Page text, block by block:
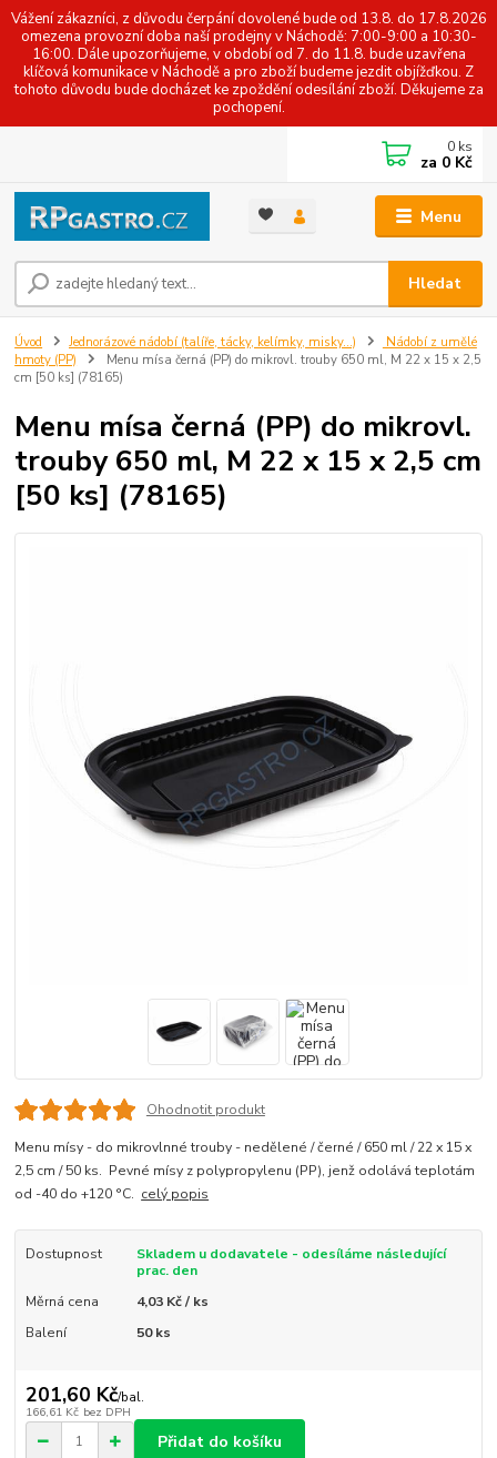
Vážení zákazníci, z důvodu čerpání dovolené bude od 13.8. do 17.8.2026
omezena provozní doba naší prodejny v Náchodě: 7:00-9:00 a 10:30-
16:00. Dále upozorňujeme, v období od 7. do 11.8. bude uzavřena
klíčová komunikace v Náchodě a pro zboží budeme jezdit objížďkou. Z
tohoto důvodu bude docházet ke zpoždění odesílání zboží. Děkujeme za
pochopení.
Menu
Hledat
0 ks
za 0 Kč
Úvod Jednorázové nádobí (talíře, tácky, kelímky, misky...)
Nádobí z umělé
hmoty (PP)
Menu mísa černá (PP) do mikrovl. trouby 650 ml, M 22 x 15 x 2,5
cm [50 ks] (78165)
Menu mísa černá (PP) do mikrovl.
trouby 650 ml, M 22 x 15 x 2,5 cm
[50 ks] (78165)
Ohodnotit produkt
Menu mísy - do mikrovlnné trouby - nedělené / černé / 650 ml / 22 x 15 x
2,5 cm / 50 ks. Pevné mísy z polypropylenu (PP), jenž odolává teplotám
od -40 do +120 °C. celý popis
Dostupnost
Skladem u dodavatele - odesíláme následující
prac. den
Měrná cena
4,03 Kč / ks
Balení
50 ks
201,60 Kč/bal.
166,61 Kč bez DPH
Přidat do košíku